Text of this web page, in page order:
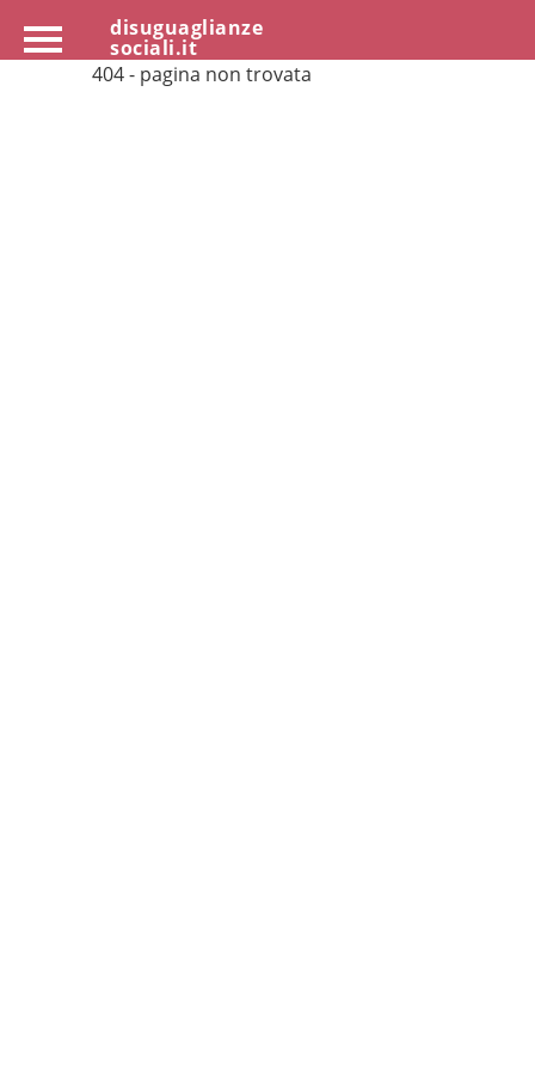
disuguaglianze
sociali.it
404 - pagina non trovata